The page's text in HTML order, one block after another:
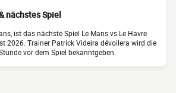
nächstes Spiel
ist das nächste Spiel Le Mans vs Le Havre
2026. Trainer Patrick Videira dévoilera wird die
vor dem Spiel bekanntgeben.